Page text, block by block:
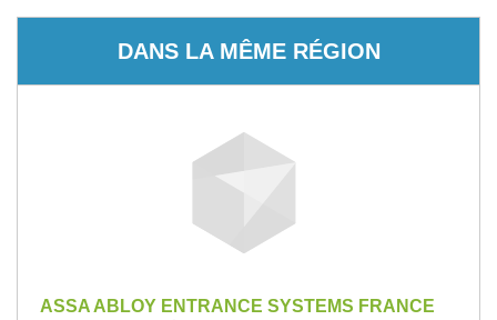
DANS LA MÊME RÉGION
ASSA ABLOY ENTRANCE SYSTEMS FRANCE